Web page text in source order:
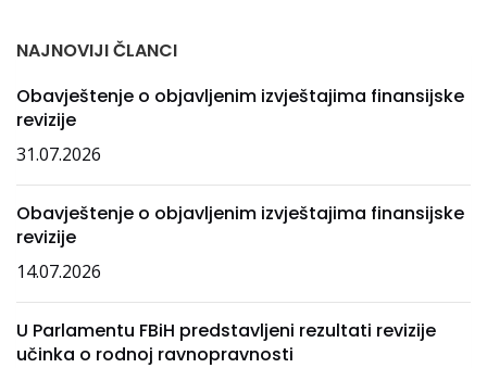
NAJNOVIJI ČLANCI
Obavještenje o objavljenim izvještajima finansijske
revizije
31.07.2026
Obavještenje o objavljenim izvještajima finansijske
revizije
14.07.2026
U Parlamentu FBiH predstavljeni rezultati revizije
učinka o rodnoj ravnopravnosti